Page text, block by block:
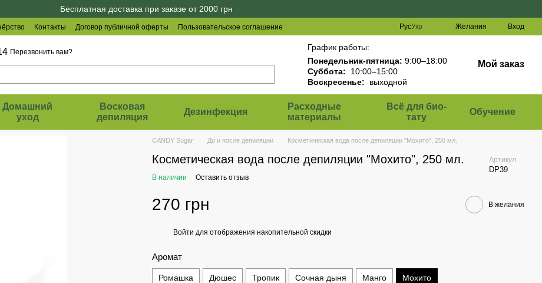
Бесплатная доставка при заказе от 2000 грн
Контакты Договор публичной оферты
Пользовательское соглашение
РусУкр Желания Вход
Перезвонить вам?
График работы:
Понедельник-пятница: 9:00–18:00
Суббота: 10:00–15:00
Воскресенье: выходной
Мой заказ
Домашний
уход
Восковая
депиляция
Дезинфекция
Расходные
материалы
Всё для био-
тату
Обучение
CANDY Sugar До и после депиляции Косметическая вода после депиляции "Мохито", 250 мл.
Косметическая вода после депиляции "Мохито", 250 мл. Артикул
DP39
В наличии Оставить отзыв
270 грн В желания
Войти для отображения накопительной скидки
Аромат
Ромашка Дюшес Тропик Сочная дыня Манго Мохито